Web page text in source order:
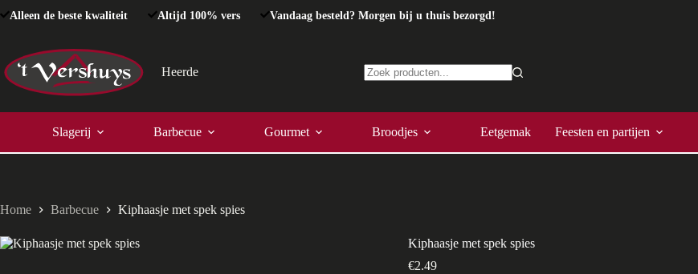
naarAlleen de beste kwaliteit Altijd 100% vers Vandaag besteld? Morgen bij u thuis bezorgd!
Heerde
Slagerij Barbecue Gourmet Broodjes Eetgemak Feesten en partijen
Home Barbecue Kiphaasje met spek spies
Kiphaasje met spek spies
€2.49